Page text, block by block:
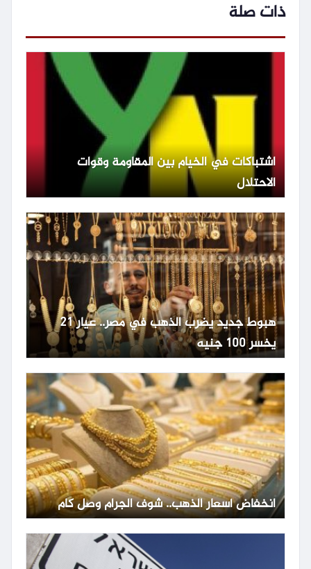
ذات صلة
اشتباكات في الخيام بين المقاومة وقوات
الاحتلال
هبوط جديد يضرب الذهب في مصر.. عيار 21
يخسر 100 جنيه
انخفاض أسعار الذهب.. شوف الجرام وصل كام